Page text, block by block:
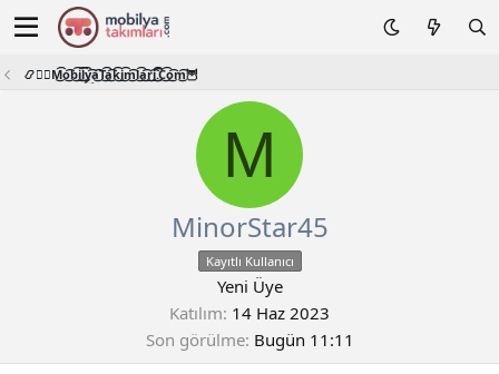
📿🧙‍♂️M͜͡o͜͡b͜͡i͜͡l͜͡y͜͡a͜͡T͜͡a͜͡k͜͡i͜͡m͜͡l͜͡a͜͡r͜͡i͜͡.͜͡C͜͡o͜͡m͜͡🦉
M
MinorStar45
Kayıtlı Kullanıcı
Yeni Üye
Katılım 14 Haz 2023
Son görülme Bugün 11:11